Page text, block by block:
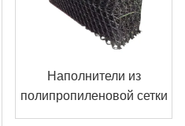
Наполнители из
полипропиленовой сетки